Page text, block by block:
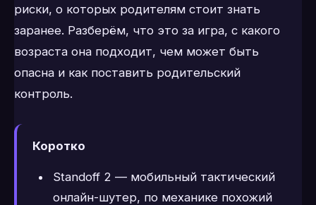
риски, о которых родителям стоит знать
заранее. Разберём, что это за игра, с какого
возраста она подходит, чем может быть
опасна и как поставить родительский
контроль.
Коротко
Standoff 2 — мобильный тактический
онлайн-шутер, по механике похожий